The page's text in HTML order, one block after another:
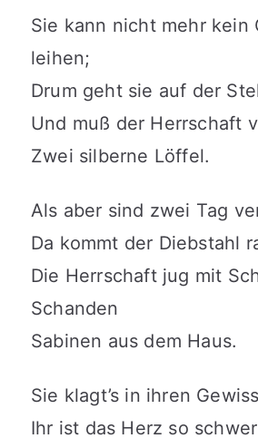
Sie kann nicht mehr kein
leihen;
Drum geht sie auf der
Und muß der Herrschaft
Zwei silberne Löffel.
Als aber sind zwei Tag
Da kommt der Diebstahl
Die Herrschaft jug mit
Schanden
Sabinen aus dem Haus.
Sie klagt’s in ihren
Ihr ist das Herz so